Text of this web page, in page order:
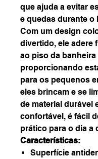
que ajuda a evitar
e quedas durante o
Com um design
divertido, ele adere
ao piso da
proporcionando
para os pequenos
eles brincam e se
de material durável
confortável, é fácil
prático para o dia a
Características:
Superfície